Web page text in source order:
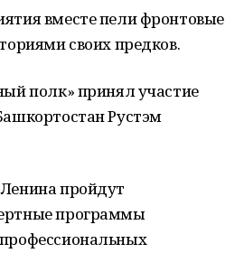
вместе пели фронтовые
своих предков.
полк» принял участие
Рустэм
пройдут
программы